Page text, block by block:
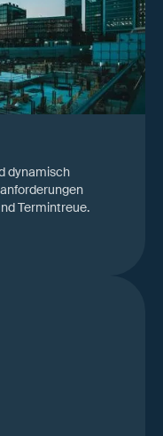
dynamisch
Termintreue.